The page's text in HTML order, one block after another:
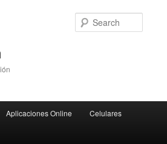
Aplicaciones Online Celulares